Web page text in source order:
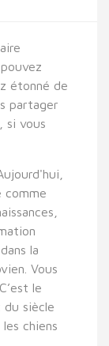
étonné de
partager
si vous
comme
la
Vous
le
siècle
chiens